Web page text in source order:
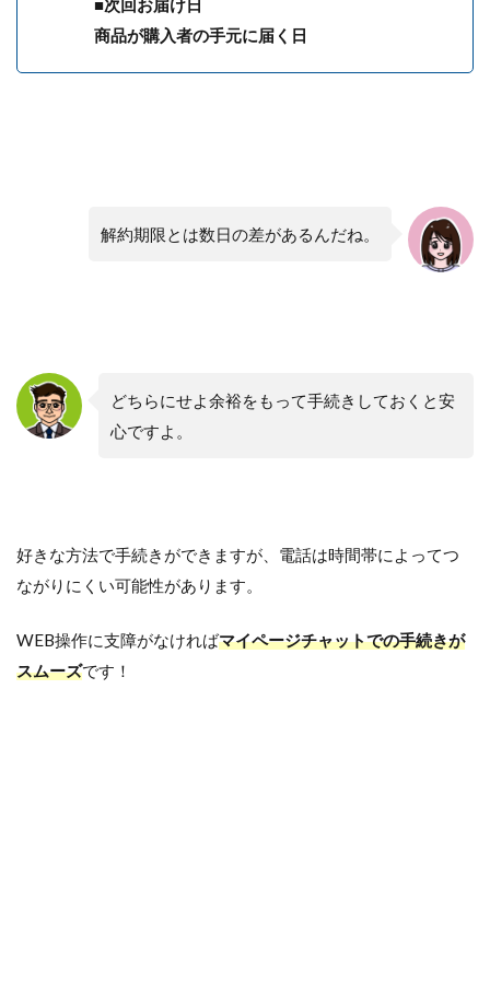
■次回お届け日
商品が購入者の手元に届く日
解約期限とは数日の差があるんだね。
どちらにせよ余裕をもって手続きしておくと安
心ですよ。
好きな方法で手続きができますが、電話は時間帯によってつ
ながりにくい可能性があります。
WEB操作に支障がなければマイページチャットでの手続きが
スムーズです！